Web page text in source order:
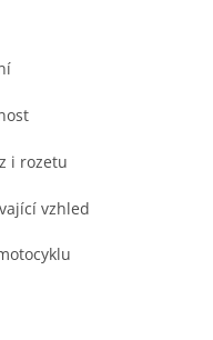
i rozetu
vzhled